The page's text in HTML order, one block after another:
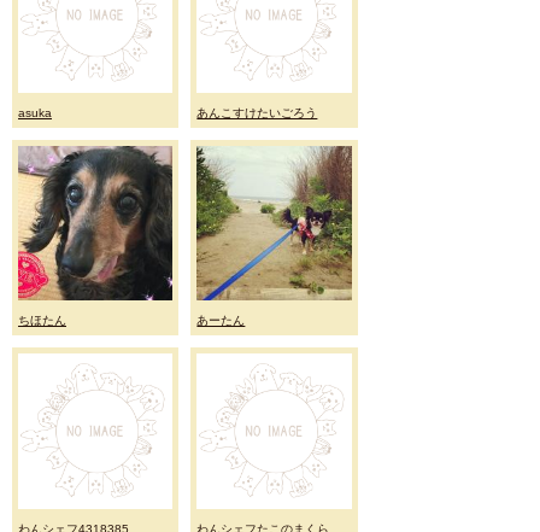
asuka あんこすけたいごろう
ちほたん あーたん
わんシェフ4318385 わんシェフたこのまくら